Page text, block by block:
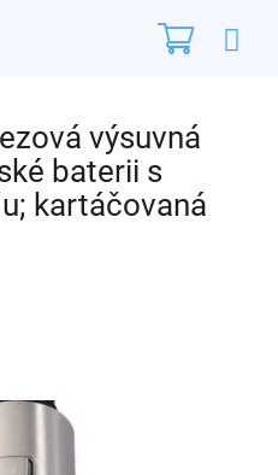
výsuvná
baterii s
kartáčovaná